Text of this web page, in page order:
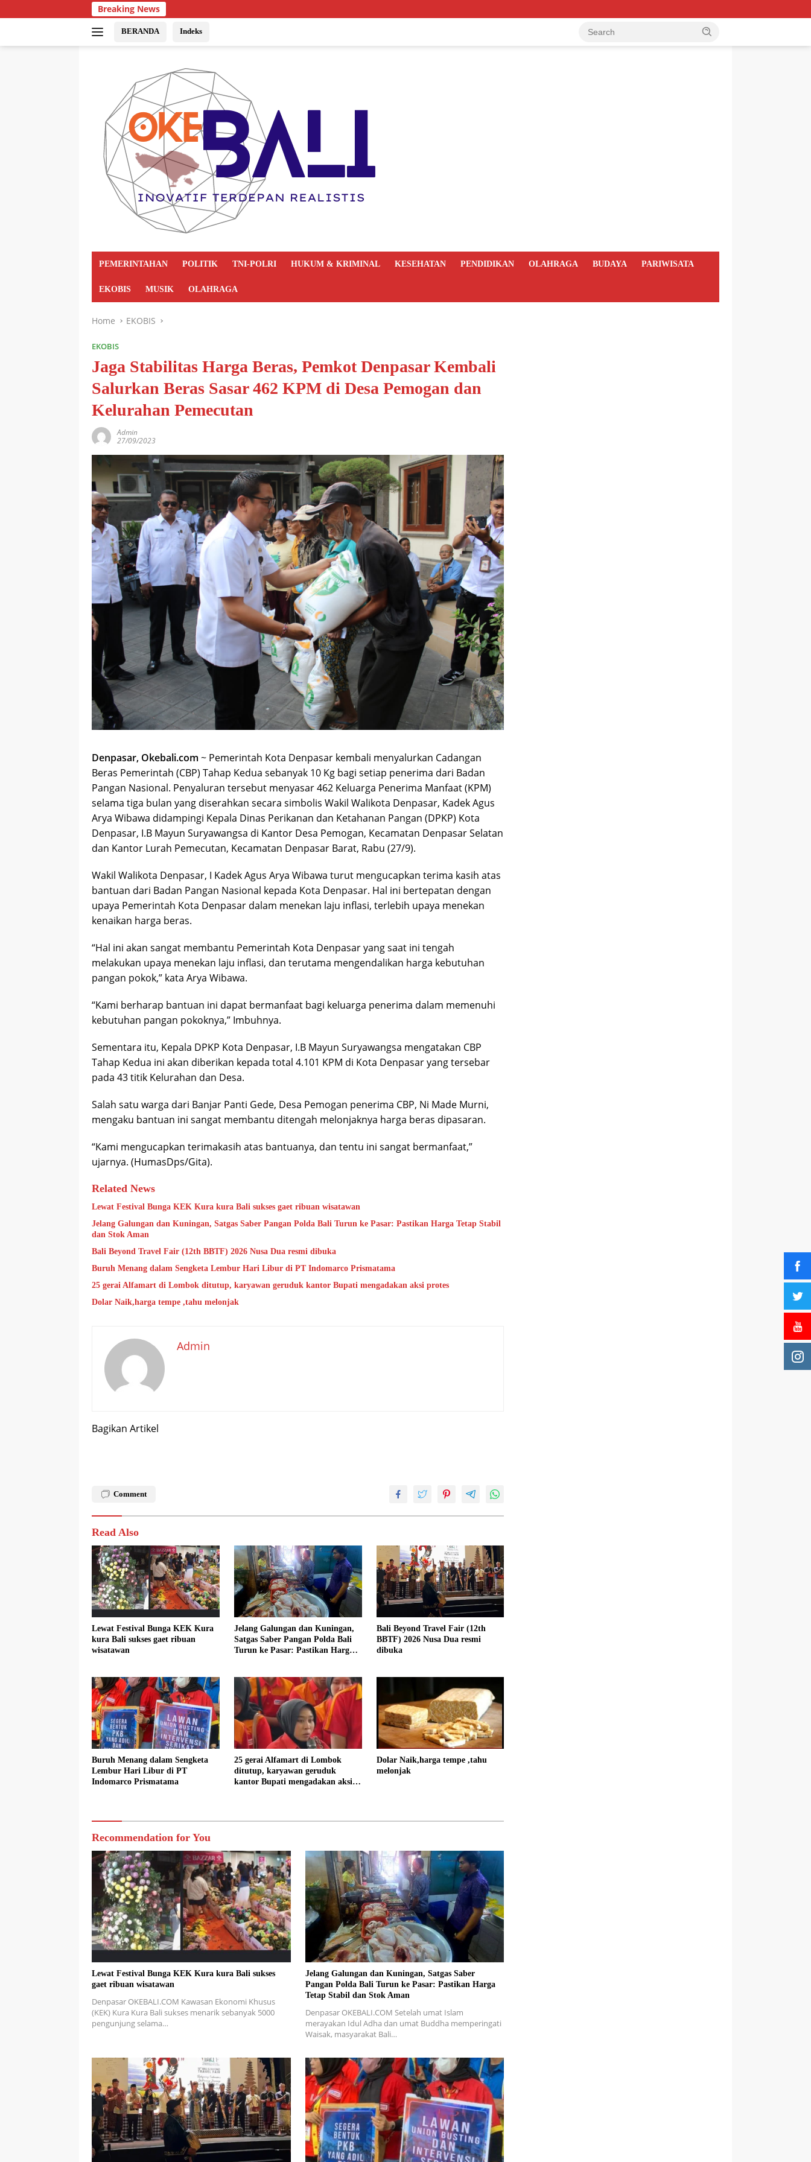
Breaking News
BERANDA Indeks
PEMERINTAHAN POLITIK TNI-POLRI HUKUM & KRIMINAL KESEHATAN PENDIDIKAN OLAHRAGA BUDAYA PARIWISATA
EKOBIS MUSIK OLAHRAGA
Home EKOBIS
EKOBIS
Jaga Stabilitas Harga Beras, Pemkot Denpasar Kembali
Salurkan Beras Sasar 462 KPM di Desa Pemogan dan
Kelurahan Pemecutan
Admin
27/09/2023
Denpasar, Okebali.com ~ Pemerintah Kota Denpasar kembali menyalurkan Cadangan
Beras Pemerintah (CBP) Tahap Kedua sebanyak 10 Kg bagi setiap penerima dari Badan
Pangan Nasional. Penyaluran tersebut menyasar 462 Keluarga Penerima Manfaat (KPM)
selama tiga bulan yang diserahkan secara simbolis Wakil Walikota Denpasar, Kadek Agus
Arya Wibawa didampingi Kepala Dinas Perikanan dan Ketahanan Pangan (DPKP) Kota
Denpasar, I.B Mayun Suryawangsa di Kantor Desa Pemogan, Kecamatan Denpasar Selatan
dan Kantor Lurah Pemecutan, Kecamatan Denpasar Barat, Rabu (27/9).
Wakil Walikota Denpasar, I Kadek Agus Arya Wibawa turut mengucapkan terima kasih atas
bantuan dari Badan Pangan Nasional kepada Kota Denpasar. Hal ini bertepatan dengan
upaya Pemerintah Kota Denpasar dalam menekan laju inflasi, terlebih upaya menekan
kenaikan harga beras.
“Hal ini akan sangat membantu Pemerintah Kota Denpasar yang saat ini tengah
melakukan upaya menekan laju inflasi, dan terutama mengendalikan harga kebutuhan
pangan pokok,” kata Arya Wibawa.
“Kami berharap bantuan ini dapat bermanfaat bagi keluarga penerima dalam memenuhi
kebutuhan pangan pokoknya,” Imbuhnya.
Sementara itu, Kepala DPKP Kota Denpasar, I.B Mayun Suryawangsa mengatakan CBP
Tahap Kedua ini akan diberikan kepada total 4.101 KPM di Kota Denpasar yang tersebar
pada 43 titik Kelurahan dan Desa.
Salah satu warga dari Banjar Panti Gede, Desa Pemogan penerima CBP, Ni Made Murni,
mengaku bantuan ini sangat membantu ditengah melonjaknya harga beras dipasaran.
“Kami mengucapkan terimakasih atas bantuanya, dan tentu ini sangat bermanfaat,”
ujarnya. (HumasDps/Gita).
Related News
Lewat Festival Bunga KEK Kura kura Bali sukses gaet ribuan wisatawan
Jelang Galungan dan Kuningan, Satgas Saber Pangan Polda Bali Turun ke Pasar: Pastikan Harga Tetap Stabil
dan Stok Aman
Bali Beyond Travel Fair (12th BBTF) 2026 Nusa Dua resmi dibuka
Buruh Menang dalam Sengketa Lembur Hari Libur di PT Indomarco Prismatama
25 gerai Alfamart di Lombok ditutup, karyawan geruduk kantor Bupati mengadakan aksi protes
Dolar Naik,harga tempe ,tahu melonjak
Admin
Bagikan Artikel
Comment
Read Also
Lewat Festival Bunga KEK Kura
kura Bali sukses gaet ribuan
wisatawan
Jelang Galungan dan Kuningan,
Satgas Saber Pangan Polda Bali
Turun ke Pasar: Pastikan Harga
Bali Beyond Travel Fair (12th
BBTF) 2026 Nusa Dua resmi
dibuka
Buruh Menang dalam Sengketa
Lembur Hari Libur di PT
Indomarco Prismatama
25 gerai Alfamart di Lombok
ditutup, karyawan geruduk
kantor Bupati mengadakan aksi
Dolar Naik,harga tempe ,tahu
melonjak
Recommendation for You
Lewat Festival Bunga KEK Kura kura Bali sukses
gaet ribuan wisatawan
Denpasar OKEBALI.COM Kawasan Ekonomi Khusus
(KEK) Kura Kura Bali sukses menarik sebanyak 5000
pengunjung selama…
Jelang Galungan dan Kuningan, Satgas Saber
Pangan Polda Bali Turun ke Pasar: Pastikan Harga
Tetap Stabil dan Stok Aman
Denpasar OKEBALI.COM Setelah umat Islam
merayakan Idul Adha dan umat Buddha memperingati
Waisak, masyarakat Bali…